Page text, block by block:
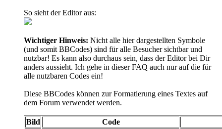
So sieht der Editor aus:
Wichtiger Hinweis: Nicht alle hier dargestellten Symbole
(und somit BBCodes) sind für alle Besucher sichtbar und
nutzbar! Es kann also durchaus sein, dass der Editor bei Dir
anders aussieht. Ich gehe in dieser FAQ auch nur auf die für
alle nutzbaren Codes ein!
Diese BBCodes können zur Formatierung eines Textes auf
dem Forum verwendet werden.
Bild
Code